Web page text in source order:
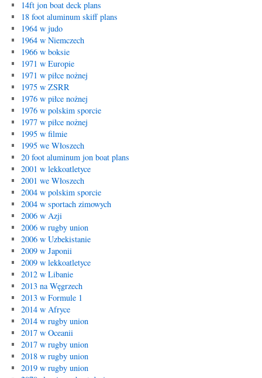
14ft jon boat deck plans
18 foot aluminum skiff plans
1964 w judo
1964 w Niemczech
1966 w boksie
1971 w Europie
1971 w piłce nożnej
1975 w ZSRR
1976 w piłce nożnej
1976 w polskim sporcie
1977 w piłce nożnej
1995 w filmie
1995 we Włoszech
20 foot aluminum jon boat plans
2001 w lekkoatletyce
2001 we Włoszech
2004 w polskim sporcie
2004 w sportach zimowych
2006 w Azji
2006 w rugby union
2006 w Uzbekistanie
2009 w Japonii
2009 w lekkoatletyce
2012 w Libanie
2013 na Węgrzech
2013 w Formule 1
2014 w Afryce
2014 w rugby union
2017 w Oceanii
2017 w rugby union
2018 w rugby union
2019 w rugby union